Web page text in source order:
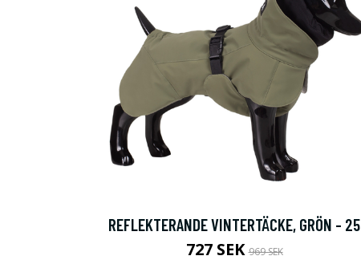
REFLEKTERANDE VINTERTÄCKE, GRÖN - 25
727 SEK969 SEK